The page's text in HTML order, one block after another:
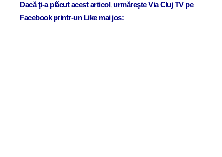
Dacă ţi-a plăcut acest articol, urmăreşte Via Cluj TV pe
Facebook printr-un Like mai jos: